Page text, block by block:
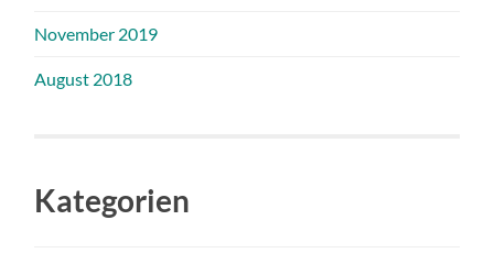
November 2019
August 2018
Kategorien